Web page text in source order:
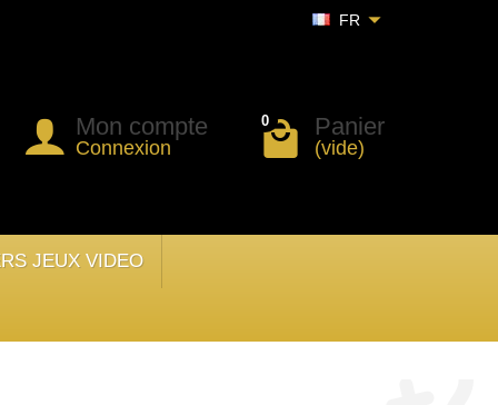
FR
Mon compte
Connexion
0 Panier
(vide)
JEUX VIDEO